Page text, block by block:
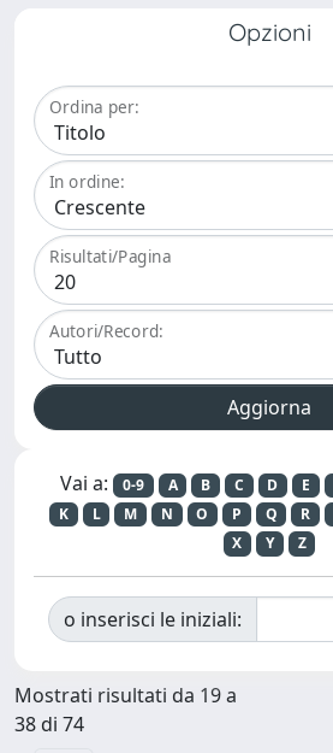
Opzioni
Ordina per:
In ordine:
Risultati/Pagina
Autori/Record:
Vai a: 0-9 A B C D E
K
L M N O P Q R
X
Y Z
o inserisci le iniziali:
Mostrati risultati da 19 a
38 di 74